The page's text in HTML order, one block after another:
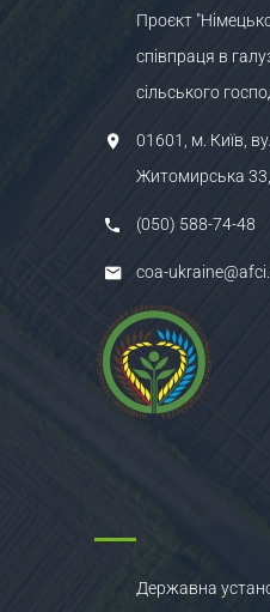
Проєкт
співпраця в
сільського
01601, м. Київ,
Житомирська
(050) 588-74-48
coa-
Державна